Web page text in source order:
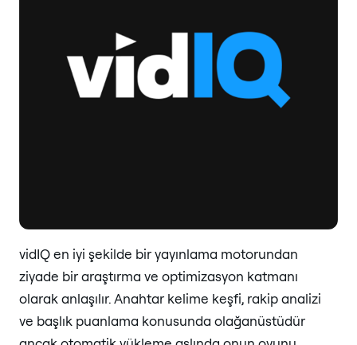
vidIQ en iyi şekilde bir yayınlama motorundan
ziyade bir araştırma ve optimizasyon katmanı
olarak anlaşılır. Anahtar kelime keşfi, rakip analizi
ve başlık puanlama konusunda olağanüstüdür